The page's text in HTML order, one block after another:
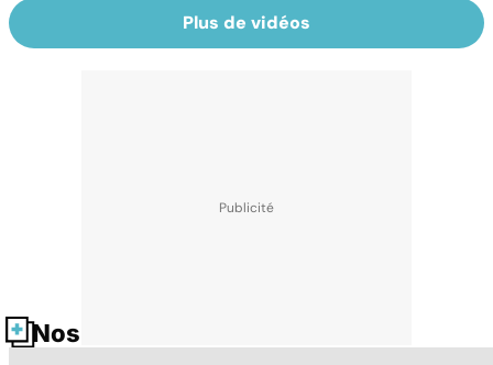
Plus de vidéos
Nos fiches santé